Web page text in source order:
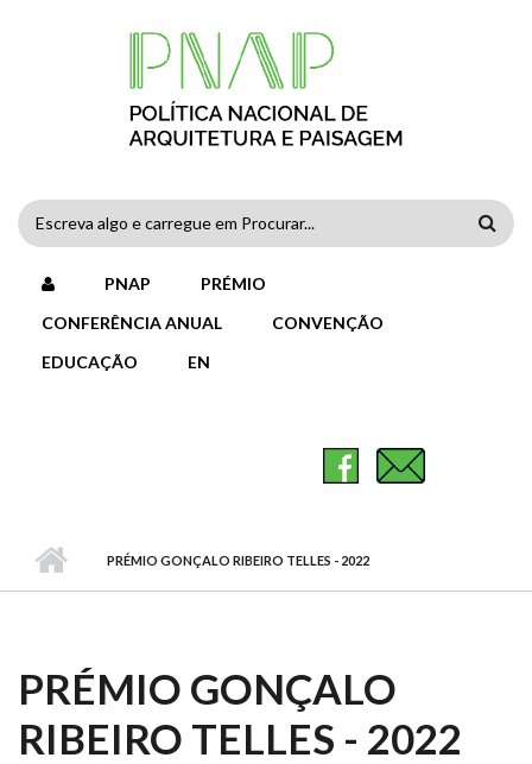
FORMULÁRIO
DE
PESQUISA
PNAP
PRÉMIO
CONFERÊNCIA ANUAL
CONVENÇÃO
EDUCAÇÃO
EN
PRÉMIO GONÇALO RIBEIRO TELLES - 2022
PRÉMIO GONÇALO
RIBEIRO TELLES - 2022